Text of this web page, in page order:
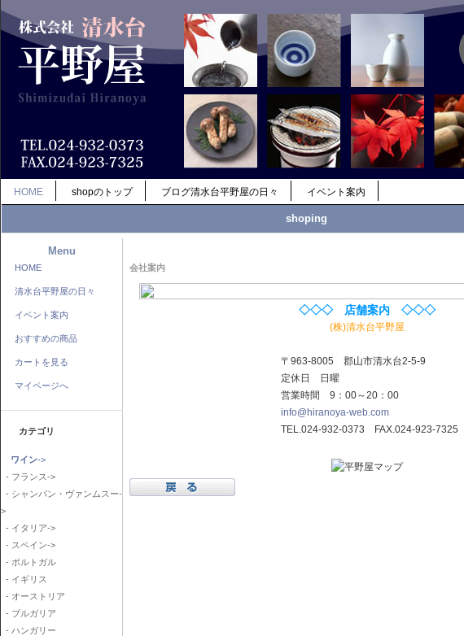
HOME shopのトップ ブログ清水台平野屋の日々 イベント案内
shoping
Menu
HOME
清水台平野屋の日々
イベント案内
おすすめの商品
カートを見る
マイページへ
カテゴリ
ワイン->
- フランス->
- シャンパン・ヴァンムスー-
>
- イタリア->
- スペイン->
- ポルトガル
- イギリス
- オーストリア
- ブルガリア
- ハンガリー
会社案内
◇◇◇ 店舗案内 ◇◇◇
(株)清水台平野屋
〒963-8005 郡山市清水台2-5-9
定休日 日曜
営業時間 9：00～20：00
info@hiranoya-web.com
TEL.024-932-0373 FAX.024-923-7325